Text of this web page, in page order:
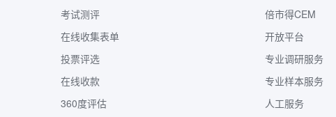
考试测评
在线收集表单
投票评选
在线收款
360度评估
倍市得CEM
开放平台
专业调研服务
专业样本服务
人工服务